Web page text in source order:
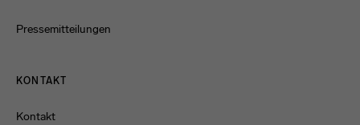
Pressemitteilungen
KONTAKT
Kontakt